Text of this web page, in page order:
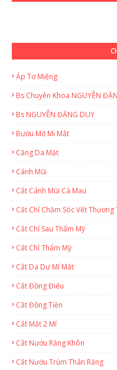
Áp Tơ Miệng
Bs Chuyên Khoa NGUYỄN
Bs NGUYỄN ĐẶNG DUY
Bướu Mỡ Mi Mắt
Căng Da Mặt
Cánh Mũi
Cắt Cánh Mũi Cà Mau
Cắt Chỉ Chăm Sóc Vết Thương
Cắt Chỉ Sau Thẩm Mỹ
Cắt Chỉ Thẩm Mỹ
Cắt Da Dư Mí Mắt
Cắt Đồng Điếu
Cắt Đồng Tiền
Cắt Mắt 2 Mí
Cắt Nướu Răng Khôn
Cắt Nướu Trùm Thân Răng